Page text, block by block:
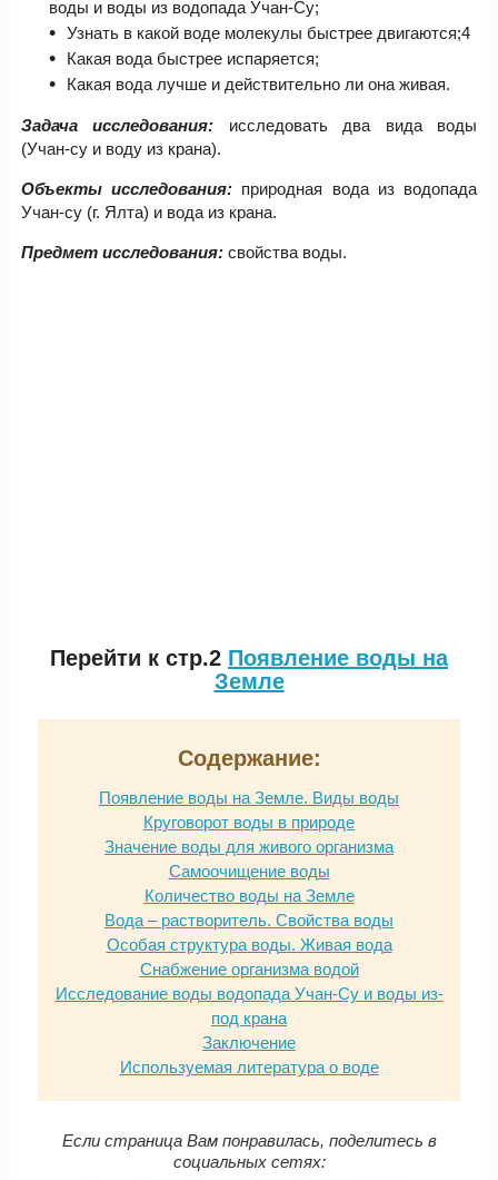
воды и воды из водопада Учан-Су;
Узнать в какой воде молекулы быстрее двигаются;4
Какая вода быстрее испаряется;
Какая вода лучше и действительно ли она живая.
Задача исследования: исследовать два вида воды
(Учан-су и воду из крана).
Объекты исследования: природная вода из водопада
Учан-су (г. Ялта) и вода из крана.
Предмет исследования: свойства воды.
Перейти к стр.2 Появление воды на
Земле
Содержание:
Появление воды на Земле. Виды воды
Круговорот воды в природе
Значение воды для живого организма
Самоочищение воды
Количество воды на Земле
Вода – растворитель. Свойства воды
Особая структура воды. Живая вода
Снабжение организма водой
Исследование воды водопада Учан-Су и воды из-
под крана
Заключение
Используемая литература о воде
Если страница Вам понравилась, поделитесь в
социальных сетях: